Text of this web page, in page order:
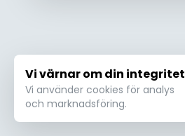
Vi värnar om din integritet
Vi använder cookies för analys
och marknadsföring.